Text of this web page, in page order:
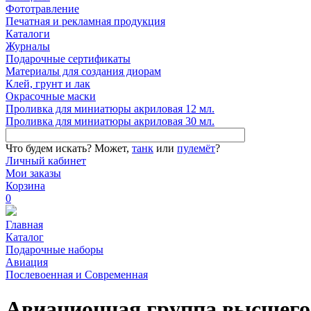
Фототравление
Печатная и рекламная продукция
Каталоги
Журналы
Подарочные сертификаты
Материалы для создания диорам
Клей, грунт и лак
Окрасочные маски
Проливка для миниатюры акриловая 12 мл.
Проливка для миниатюры акриловая 30 мл.
Что будем искать? Может, танк или пулемёт?
Личный кабинет
Мои заказы
Корзина
0
Главная
Каталог
Подарочные наборы
Авиация
Послевоенная и Современная